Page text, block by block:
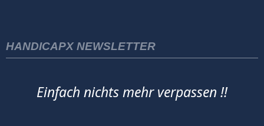
HANDICAPX NEWSLETTER
Einfach nichts mehr verpassen !!